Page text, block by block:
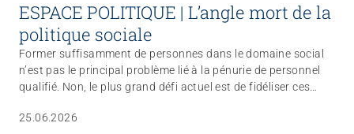
ESPACE POLITIQUE | L’angle mort de la
politique sociale
Former suffisamment de personnes dans le domaine social
n’est pas le principal problème lié à la pénurie de personnel
qualifié. Non, le plus grand défi actuel est de fidéliser ces
25.06.2026